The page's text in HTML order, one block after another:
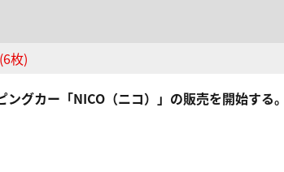
枚)
グカー「NICO（ニコ）」の販売を開始する。